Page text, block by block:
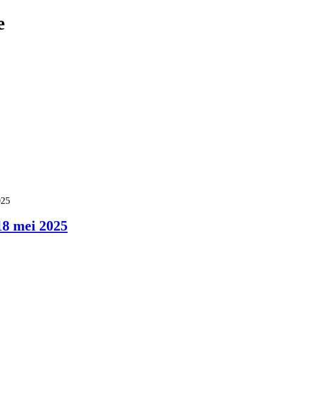
mei 2025